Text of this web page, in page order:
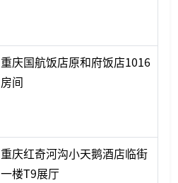
重庆国航饭店原和府饭店1016
房间
重庆红奇河沟小天鹅酒店临街
一楼T9展厅